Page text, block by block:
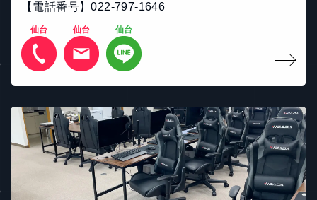
【電話番号】022-797-1646
仙台 仙台 仙台